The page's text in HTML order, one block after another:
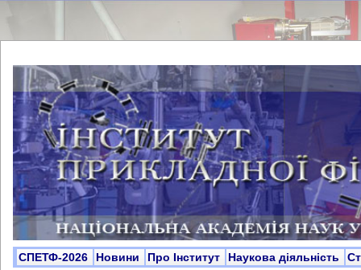
СПЕТФ-2026 Новини Про Інститут Наукова діяльність